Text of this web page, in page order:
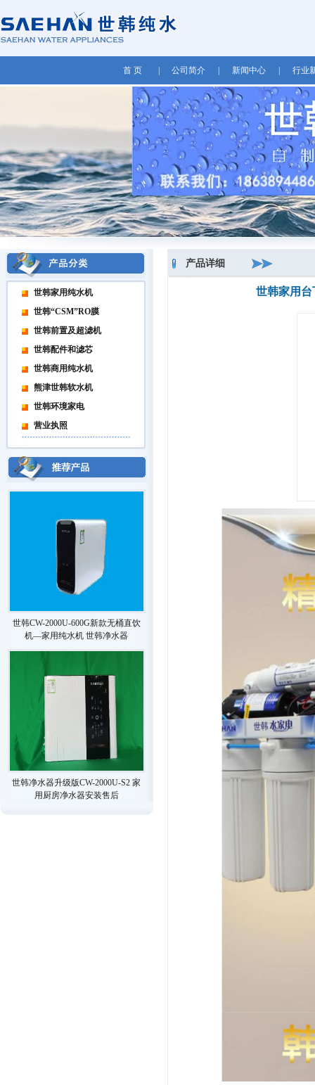
首 页 公司简介 新闻中心 行业
世韩家用纯水机
世韩“CSM”RO膜
世韩前置及超滤机
世韩配件和滤芯
世韩商用纯水机
熊津世韩软水机
世韩环境家电
营业执照
世韩CW-2000U-600G新款无桶直饮
机—家用纯水机 世韩净水器
世韩净水器升级版CW-2000U-S2 家
用厨房净水器安装售后
产品详细
世韩家用